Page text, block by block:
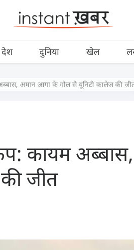
देश दुनिया खेल
अमान आगा के गोल से यूनिटी कालेज की
कायम
जीत